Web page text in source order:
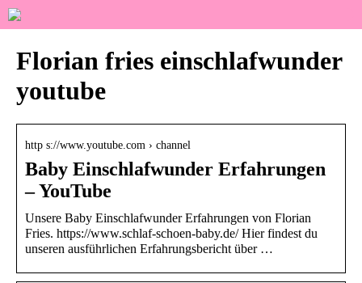
Florian fries einschlafwunder
youtube
http s://www.youtube.com › channel
Baby Einschlafwunder Erfahrungen
– YouTube
Unsere Baby Einschlafwunder Erfahrungen von Florian
Fries. https://www.schlaf-schoen-baby.de/ Hier findest du
unseren ausführlichen Erfahrungsbericht über …